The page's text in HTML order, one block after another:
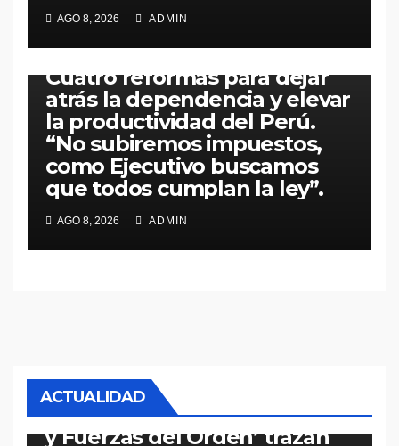
AGO 8, 2026 ADMIN
Ministro (MEF) Elmer Cuba
en ‘Conferencia de Prensa’:
Cuatro reformas para dejar
atrás la dependencia y elevar
la productividad del Perú.
“No subiremos impuestos,
como Ejecutivo buscamos
que todos cumplan la ley”.
AGO 8, 2026 ADMIN
ACTUALIDAD
reunión histórica donde
‘Ejecutivo, Ministerio Público
y Fuerzas del Orden’ trazan